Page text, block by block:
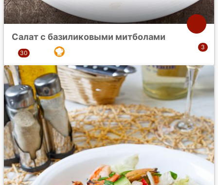
Салат с базиликовыми митболами